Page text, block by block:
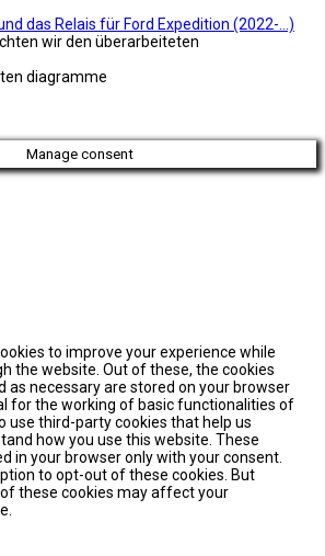
das Relais für Ford Expedition (2022-…)
wir den überarbeiteten
diagramme
Manage consent
to improve your experience while
the website. Out of these, the cookies
as necessary are stored on your browser
for the working of basic functionalities of
use third-party cookies that help us
how you use this website. These
in your browser only with your consent.
to opt-out of these cookies. But
these cookies may affect your